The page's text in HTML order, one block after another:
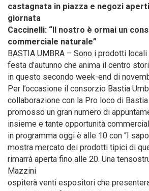
castagnata in piazza e negozi
giornata
Caccinelli: “Il nostro è ormai un
commerciale naturale”
BASTIA UMBRA – Sono i prodotti
festa d’autunno che anima il centro
in questo secondo week-end di
Per l’occasione il consorzio Bastia
collaborazione con la Pro loco di Bastia
promosso un gran numero di
insieme e tante opportunità
in programma oggi è alle 10 con “I
mostra mercato dei prodotti tipici di
rimarrà aperta fino alle 20. Una
Mazzini
ospiterà venti espositori che